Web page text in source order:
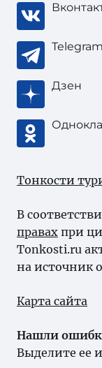
Telegram
Дзен
Тонкости
В
правах при
Tonkosti.ru
на источник
Карта сайта
Нашли
Выделите ее